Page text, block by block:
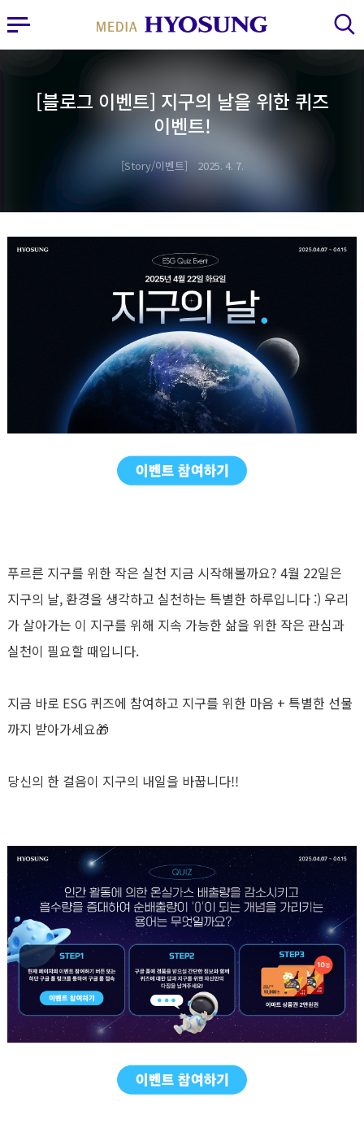
MY FRIEND HYOSUNG
사이드바 열기 검색 레이어 열기
[블로그 이벤트] 지구의 날을 위한 퀴즈
이벤트!
Story/이벤트 2025. 4. 7.
푸르른 지구를 위한 작은 실천 지금 시작해볼까요? 4월 22일은
지구의 날, 환경을 생각하고 실천하는 특별한 하루입니다 :) 우리
가 살아가는 이 지구를 위해 지속 가능한 삶을 위한 작은 관심과
실천이 필요할 때입니다.
지금 바로 ESG 퀴즈에 참여하고 지구를 위한 마음 + 특별한 선물
까지 받아가세요🎁
당신의 한 걸음이 지구의 내일을 바꿉니다!!